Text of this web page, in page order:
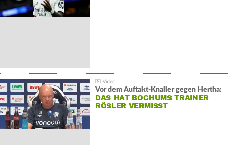
Vor dem Auftakt-Knaller gegen Hertha:
DAS HAT BOCHUMS TRAINER
RÖSLER VERMISST